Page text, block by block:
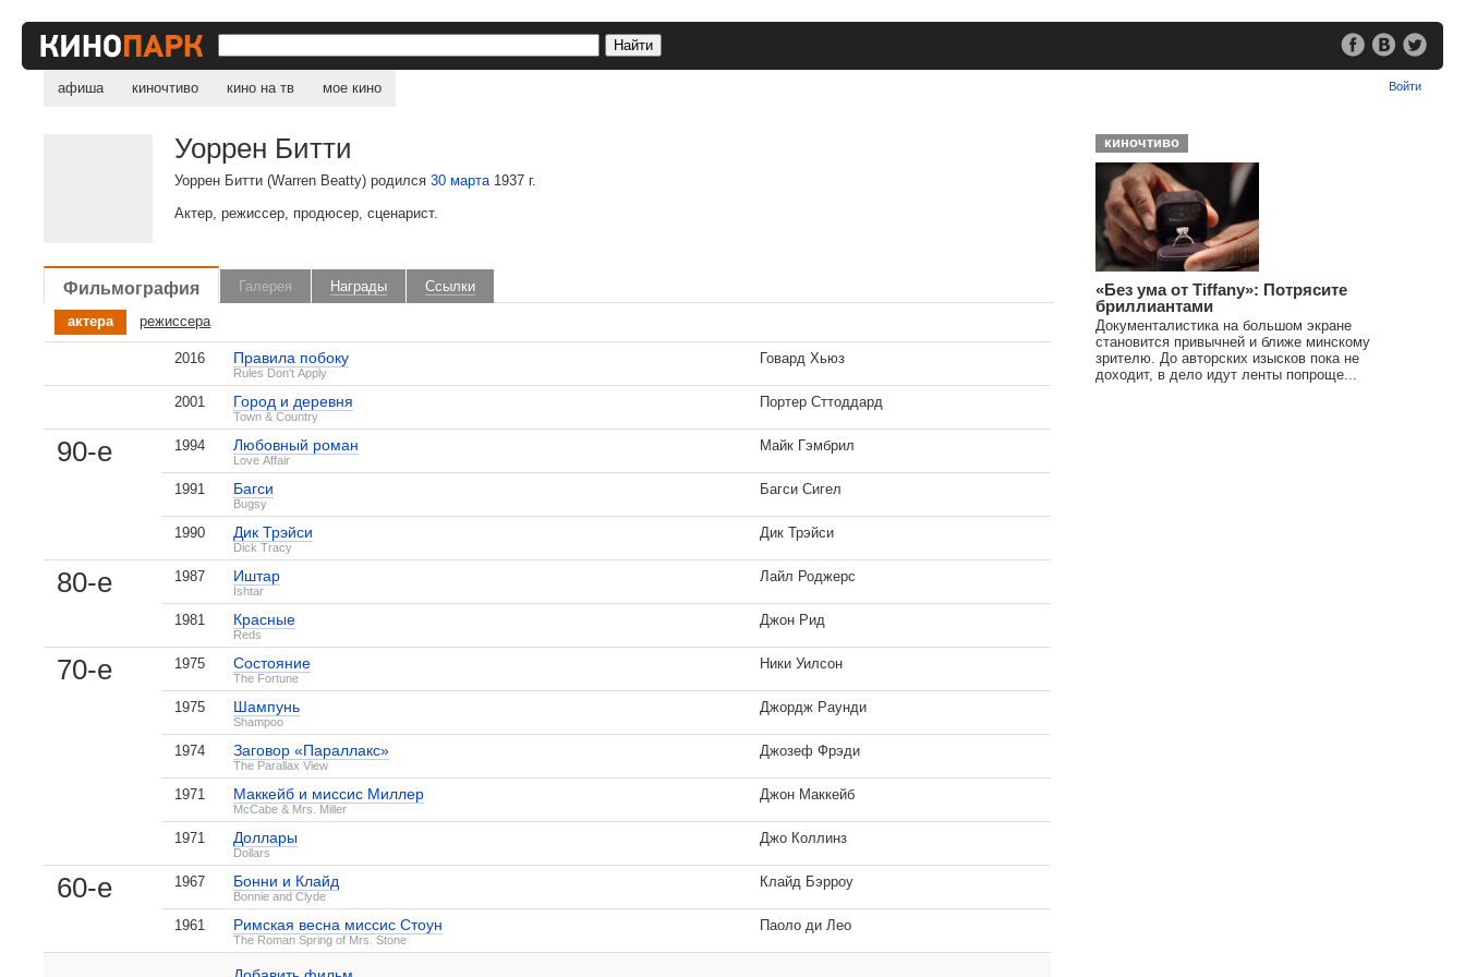
афиша киночтиво кино на тв мое кино Войти
Уоррен Битти
Уоррен Битти (Warren Beatty) родился30 марта1937 г.
Актер, режиссер, продюсер, сценарист.
Фильмография Галерея Награды Ссылки
актера режиссера
2016 Правила побоку
Rules Don't Apply
Говард Хьюз
2001 Город и деревня
Town & Country
Портер Сттоддард
90-е 1994 Любовный роман
Love Affair
Майк Гэмбрил
1991 Багси
Bugsy
Багси Сигел
1990 Дик Трэйси
Dick Tracy
Дик Трэйси
80-е 1987 Иштар
Ishtar
Лайл Роджерс
1981 Красные
Reds
Джон Рид
70-е 1975 Состояние
The Fortune
Ники Уилсон
1975 Шампунь
Shampoo
Джордж Раунди
1974 Заговор «Параллакс»
The Parallax View
Джозеф Фрэди
1971 Маккейб и миссис Миллер
McCabe & Mrs. Miller
Джон Маккейб
1971 Доллары
Dollars
Джо Коллинз
60-е 1967 Бонни и Клайд
Bonnie and Clyde
Клайд Бэрроу
1961 Римская весна миссис Стоун
The Roman Spring of Mrs. Stone
Паоло ди Лео
2016 Правила побоку
Rules Don't Apply
1990 Дик Трэйси
Dick Tracy
1981 Красные
Reds
Номинация «Лучший актер», фильм«Багси»
Номинация «Лучший драматический актер», фильм
Лучший режиссер, фильм
Номинация «Лучший актер», фильм
Лучший режиссер
Номинация «Лучший драматический актер», фильм
Золотой глобус Номинация «Лучший актер в комедии или мьюзикле», фильм
1968
Оскар Номинация «Лучший актер», фильм«Бонни и Клайд»
Уоррен Битти на IMDB.com
, поделитесь своим мнением
киночтиво
«Без ума от Tiffany»: Потрясите
бриллиантами
Документалистика на большом экране
становится привычней и ближе минскому
зрителю. До авторских изысков пока не
доходит, в дело идут ленты попроще...